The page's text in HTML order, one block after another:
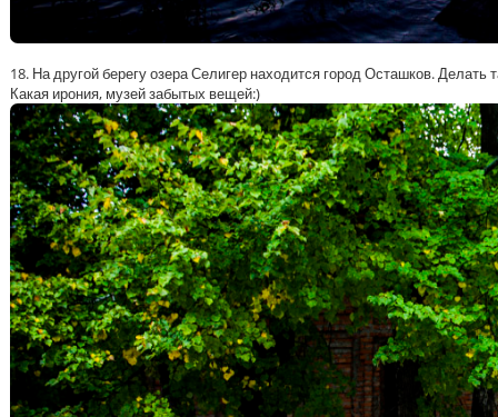
18. На другой берегу озера Селигер находится город Осташков.
Какая ирония, музей забытых вещей:)